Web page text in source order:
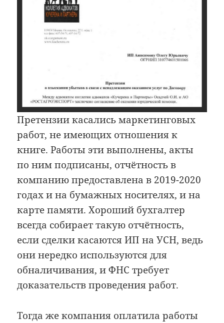
Претензии касались маркетинговых
работ, не имеющих отношения к
книге. Работы эти выполнены, акты
по ним подписаны, отчётность в
компанию предоставлена в 2019-2020
годах и на бумажных носителях, и на
карте памяти. Хороший бухгалтер
всегда собирает такую отчётность,
если сделки касаются ИП на УСН, ведь
они нередко используются для
обналичивания, и ФНС требует
доказательств проведения работ.
Тогда же компания оплатила работы